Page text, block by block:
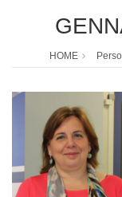
HOME